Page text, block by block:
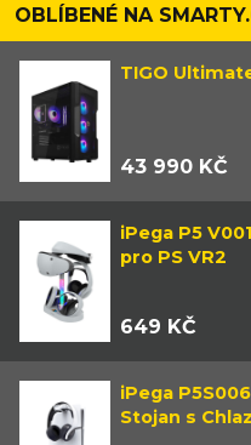
OBLÍBENÉ NA
TIGO
43 990 KČ
iPega P5
pro PS VR2
649 KČ
iPega
Stojan s